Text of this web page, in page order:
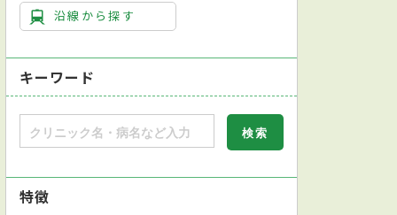
沿線から探す
キーワード
特徴